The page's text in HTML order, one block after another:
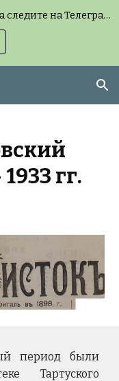
За обновлениями и новостями сайта следите на Телеграм-канале (можно без регистрации, но удобнее с подпиской) или на странице «Новости сайта».
гг.
период были
Тартуского